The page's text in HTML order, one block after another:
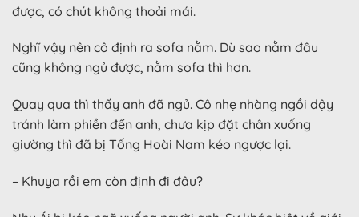
được, có chút không thoải mái.
Nghĩ vậy nên cô định ra sofa nằm. Dù sao nằm đâu
cũng không ngủ được, nằm sofa thì hơn.
Quay qua thì thấy anh đã ngủ. Cô nhẹ nhàng ngồi dậy
tránh làm phiền đến anh, chưa kịp đặt chân xuống
giường thì đã bị Tống Hoài Nam kéo ngược lại.
– Khuya rồi em còn định đi đâu?